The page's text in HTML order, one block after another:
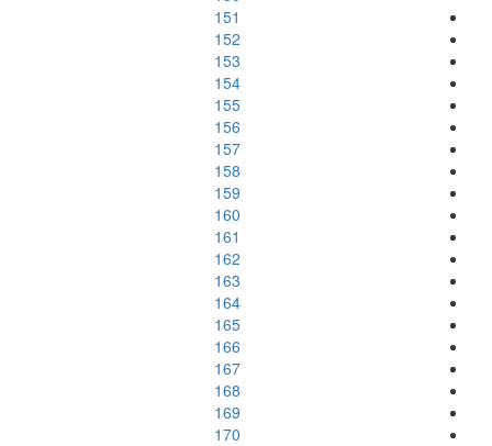
151
152
153
154
155
156
157
158
159
160
161
162
163
164
165
166
167
168
169
170